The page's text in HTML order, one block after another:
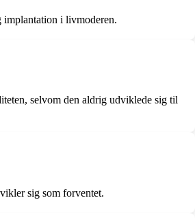
implantation i livmoderen.
selvom den aldrig udviklede sig til
sig som forventet.